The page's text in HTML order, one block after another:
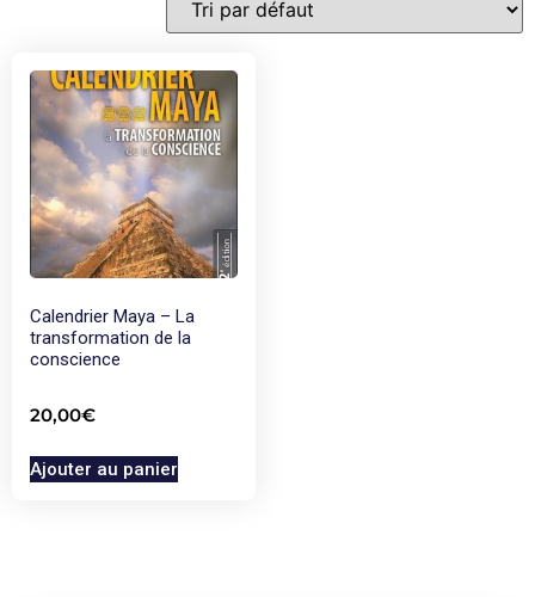
Calendrier Maya – La
transformation de la
conscience
20,00€
Ajouter au panier